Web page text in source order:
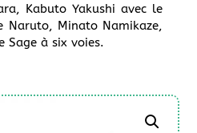
Kabuto Yakushi avec le
Naruto, Minato Namikaze,
Sage à six voies.